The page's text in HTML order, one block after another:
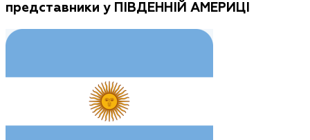
представники у ПІВДЕННІЙ АМЕРИЦІ